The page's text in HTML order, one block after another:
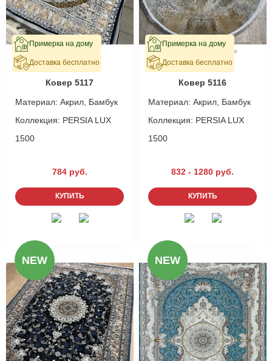
Примерка на дому
Доставка бесплатно
В наличии
Ковер 5117
Материал: Акрил, Бамбук
Коллекция: PERSIA LUX
1500
784 руб.
КУПИТЬ
Примерка на дому
Доставка бесплатно
В наличии
Ковер 5116
Материал: Акрил, Бамбук
Коллекция: PERSIA LUX
1500
832 - 1280 руб.
КУПИТЬ
NEW NEW